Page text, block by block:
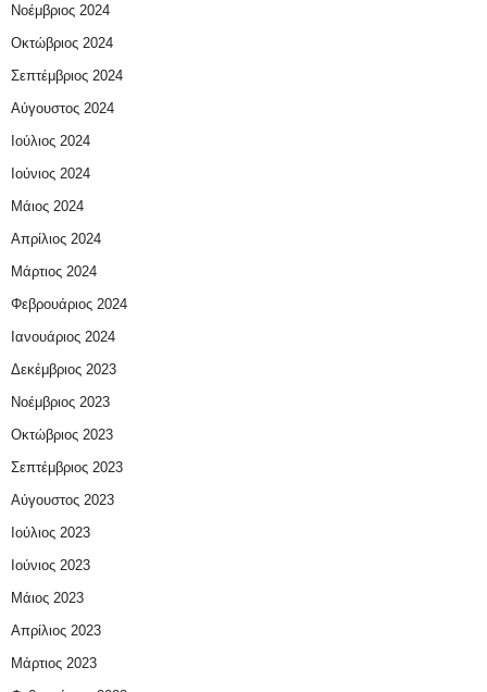
Νοέμβριος 2024
Οκτώβριος 2024
Σεπτέμβριος 2024
Αύγουστος 2024
Ιούλιος 2024
Ιούνιος 2024
Μάιος 2024
Απρίλιος 2024
Μάρτιος 2024
Φεβρουάριος 2024
Ιανουάριος 2024
Δεκέμβριος 2023
Νοέμβριος 2023
Οκτώβριος 2023
Σεπτέμβριος 2023
Αύγουστος 2023
Ιούλιος 2023
Ιούνιος 2023
Μάιος 2023
Απρίλιος 2023
Μάρτιος 2023